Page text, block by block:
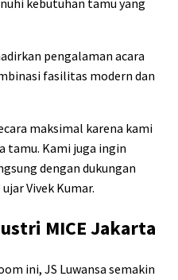
pengalaman acara
fasilitas modern dan
maksimal karena kami
tamu. Kami juga ingin
dengan dukungan
Vivek Kumar.
MICE Jakarta
ini, JS Luwansa semakin